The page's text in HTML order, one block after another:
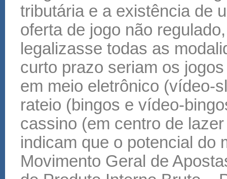
tributária e a existência de
oferta de jogo não
legalizasse todas as
curto prazo seriam os
em meio eletrônico (vídeo-
rateio (bingos e vídeo-
cassino (em centro de
indicam que o potencial do
Movimento Geral de